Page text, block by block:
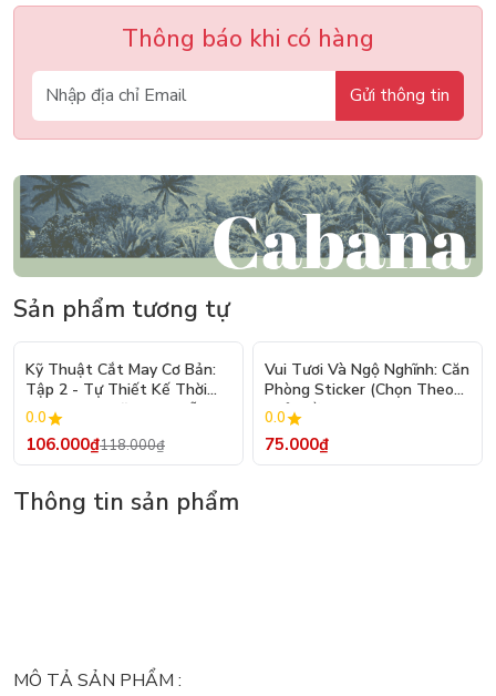
Thông báo khi có hàng
Gửi thông tin
Sản phẩm tương tự
- 10%
Kỹ Thuật Cắt May Cơ Bản:
Tập 2 - Tự Thiết Kế Thời
Trang Nam Nữ - Tạo Mẫu
Rập - Kỹ Thuật Nhảy Size
0.0
106.000₫118.000₫
Vui Tươi Và Ngộ Nghĩnh: Căn
Phòng Sticker (Chọn Theo
Chủ Đề) - Hơn 250 Sticker
0.0
75.000₫
Thông tin sản phẩm
MÔ TẢ SẢN PHẨM :